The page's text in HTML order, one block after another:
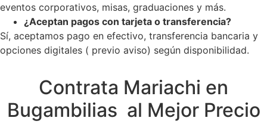
eventos corporativos, misas, graduaciones y más.
¿Aceptan pagos con tarjeta o transferencia?
Sí, aceptamos pago en efectivo, transferencia bancaria y
opciones digitales ( previo aviso) según disponibilidad.
Contrata Mariachi en
Bugambilias al Mejor Precio